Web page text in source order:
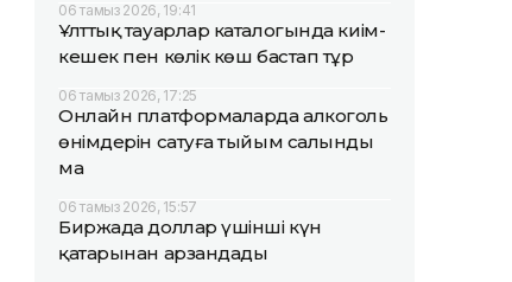
06 тамыз 2026, 19:41
Ұлттық тауарлар каталогында киім-
кешек пен көлік көш бастап тұр
06 тамыз 2026, 17:25
Онлайн платформаларда алкоголь
өнімдерін сатуға тыйым салынды
ма
06 тамыз 2026, 15:57
Биржада доллар үшінші күн
қатарынан арзандады